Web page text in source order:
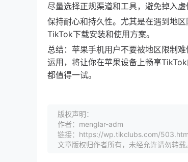
尽量选择正规渠道和工具，避免掉入
保持耐心和持久性。尤其是在遇到地
TikTok下载安装和使用方案。
总结：苹果手机用户不要被地区限制
运用，将让你在苹果设备上畅享
都值得一试。
版权声明：
作者：menglar-adm
链接：https://wp.tikclubs.com/
文章版权归作者所有，未经允许请勿转载